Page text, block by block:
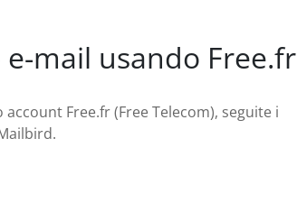
mail usando Free.fr
Free.fr (Free Telecom), seguite i